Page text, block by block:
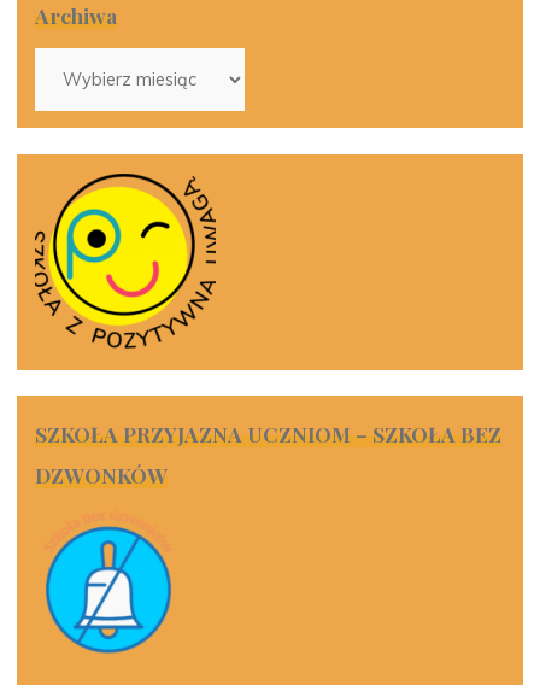
Archiwa
SZKOŁA PRZYJAZNA UCZNIOM – SZKOŁA BEZ
DZWONKÓW